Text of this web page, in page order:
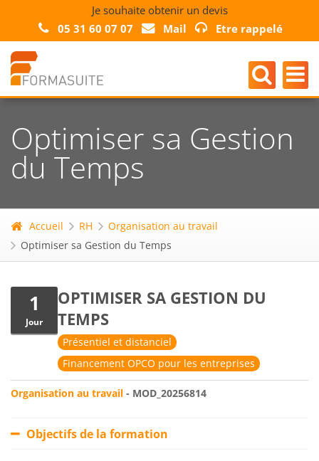
Je souhaite obtenir un devis
05 31 60 07 07
Mail Etre rappelé
Optimiser sa Gestion
du Temps
Accueil RH
Organisation au travail
Optimiser sa Gestion du Temps
1
Jour
OPTIMISER SA GESTION DU
TEMPS
Présentiel et distanciel
Financement OPCO pour les entreprises
Organisation au travail - MOD_20256814
Objectifs de la formation